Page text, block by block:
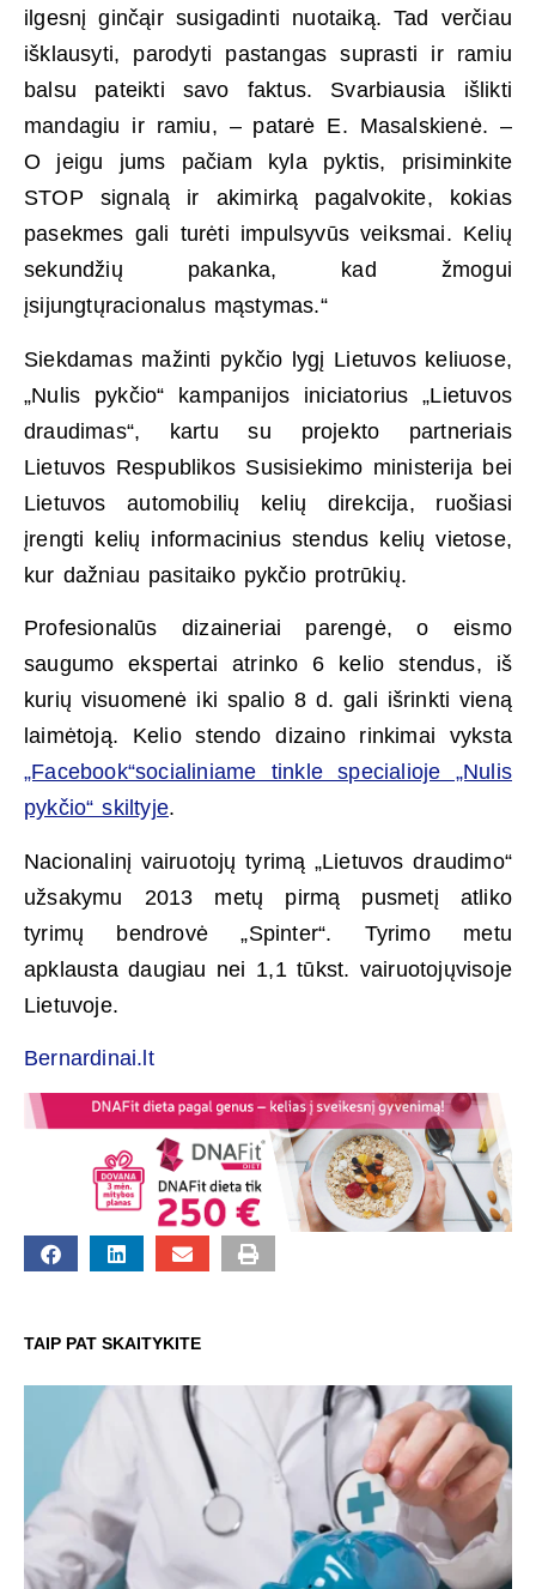
ilgesnį ginčąir susigadinti nuotaiką. Tad verčiau
išklausyti, parodyti pastangas suprasti ir ramiu
balsu pateikti savo faktus. Svarbiausia išlikti
mandagiu ir ramiu, – patarė E. Masalskienė. –
O jeigu jums pačiam kyla pyktis, prisiminkite
STOP signalą ir akimirką pagalvokite, kokias
pasekmes gali turėti impulsyvūs veiksmai. Kelių
sekundžių pakanka, kad žmogui
įsijungtųracionalus mąstymas.“
Siekdamas mažinti pykčio lygį Lietuvos keliuose,
„Nulis pykčio“ kampanijos iniciatorius „Lietuvos
draudimas“, kartu su projekto partneriais
Lietuvos Respublikos Susisiekimo ministerija bei
Lietuvos automobilių kelių direkcija, ruošiasi
įrengti kelių informacinius stendus kelių vietose,
kur dažniau pasitaiko pykčio protrūkių.
Profesionalūs dizaineriai parengė, o eismo
saugumo ekspertai atrinko 6 kelio stendus, iš
kurių visuomenė iki spalio 8 d. gali išrinkti vieną
laimėtoją. Kelio stendo dizaino rinkimai vyksta
„Facebook“socialiniame tinkle specialioje „Nulis
pykčio“ skiltyje.
Nacionalinį vairuotojų tyrimą „Lietuvos draudimo“
užsakymu 2013 metų pirmą pusmetį atliko
tyrimų bendrovė „Spinter“. Tyrimo metu
apklausta daugiau nei 1,1 tūkst. vairuotojųvisoje
Lietuvoje.
Bernardinai.lt
TAIP PAT SKAITYKITE